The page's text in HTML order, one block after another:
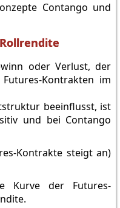
Contango und
oder Verlust, der
Kontrakten im
beeinflusst, ist
und bei Contango
Kontrakte steigt an)
Kurve der Futures-